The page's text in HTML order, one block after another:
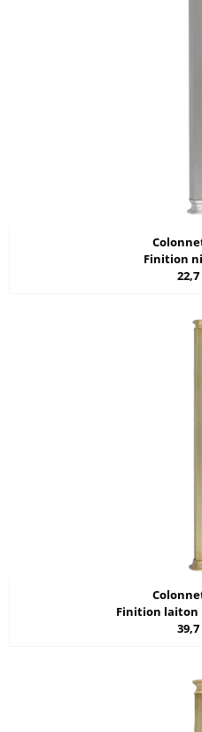
Finition
Finition laiton